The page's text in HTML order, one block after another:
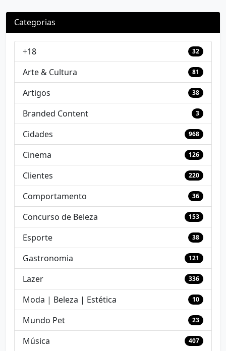
Categorias
+18 32
Arte & Cultura 81
Artigos 38
Branded Content 3
Cidades 968
Cinema 126
Clientes 220
Comportamento 36
Concurso de Beleza 153
Esporte 38
Gastronomia 121
Lazer 336
Moda | Beleza | Estética 10
Mundo Pet 23
Música 407